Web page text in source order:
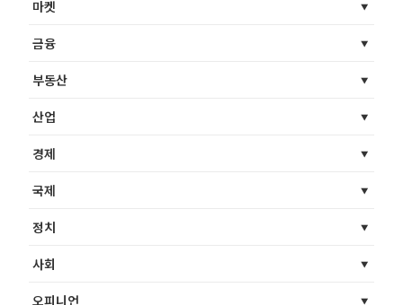
마켓
금융
부동산
산업
경제
국제
정치
사회
오피니언